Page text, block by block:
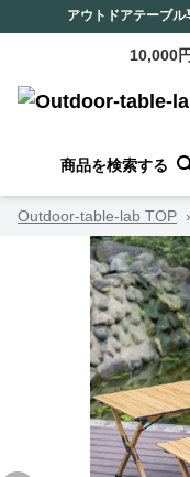
アウトドアテーブ
10,000
商品を検索する
Outdoor-table-lab TOP ›